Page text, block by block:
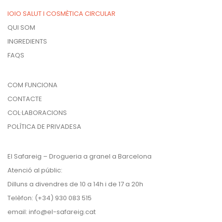
la
pàgina
del
producte
IOIO SALUT I COSMÈTICA CIRCULAR
QUI SOM
INGREDIENTS
FAQS
COM FUNCIONA
CONTACTE
COL·LABORACIONS
POLÍTICA DE PRIVADESA
El Safareig – Drogueria a granel a Barcelona
Atenció al públic:
Dilluns a divendres de 10 a 14h i de 17 a 20h
Telèfon: (+34) 930 083 515
email: info@el-safareig.cat